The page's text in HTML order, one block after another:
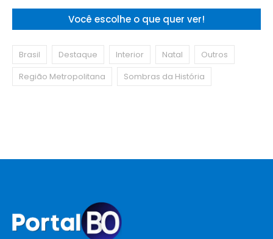
Você escolhe o que quer ver!
Brasil Destaque Interior Natal
Outros
Região Metropolitana
Sombras da História